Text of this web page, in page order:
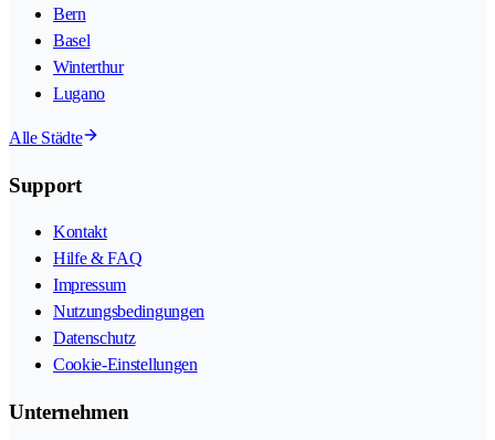
Bern
Basel
Winterthur
Lugano
Alle Städte
Support
Kontakt
Hilfe & FAQ
Impressum
Nutzungsbedingungen
Datenschutz
Cookie-Einstellungen
Unternehmen